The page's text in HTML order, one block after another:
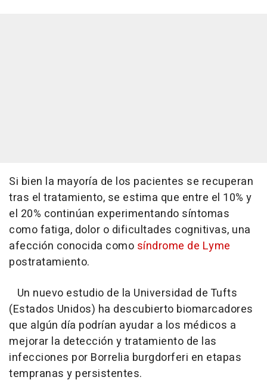
Si bien la mayoría de los pacientes se recuperan
tras el tratamiento, se estima que entre el 10% y
el 20% continúan experimentando síntomas
como fatiga, dolor o dificultades cognitivas, una
afección conocida como síndrome de Lyme
postratamiento.
Un nuevo estudio de la Universidad de Tufts
(Estados Unidos) ha descubierto biomarcadores
que algún día podrían ayudar a los médicos a
mejorar la detección y tratamiento de las
infecciones por Borrelia burgdorferi en etapas
tempranas y persistentes.